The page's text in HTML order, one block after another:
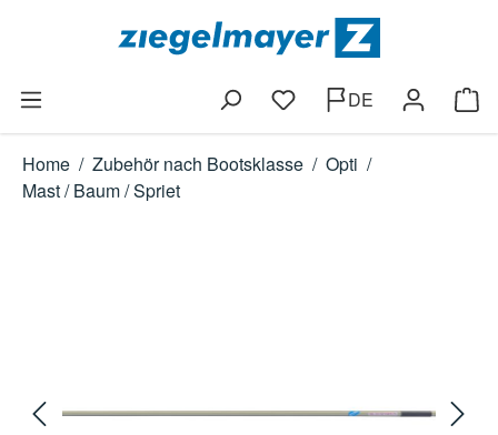
Zum Hauptinhalt springen
Du hast 0 Produkte auf
DE
Home / Zubehör nach Bootsklasse / Opti /
Mast / Baum / Spriet